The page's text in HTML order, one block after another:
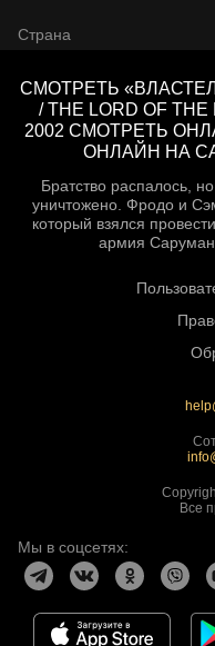
Страна
СМОТРЕТЬ
/ THE LORD OF THE
2002 СМОТРЕТЬ
ОНЛАЙН НА
Братство распалось,
уничтожено. Фродо и
который взялся
армия
Все
Мы в соцсетях: